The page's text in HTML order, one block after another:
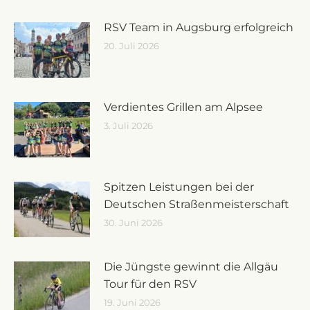
RSV Team in Augsburg erfolgreich
20. Juli 2026
Verdientes Grillen am Alpsee
3. Juli 2026
Spitzen Leistungen bei der
Deutschen Straßenmeisterschaft
30. Juni 2026
Die Jüngste gewinnt die Allgäu
Tour für den RSV
19. Juni 2026